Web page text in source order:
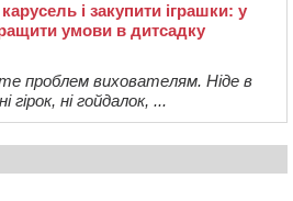
і закупити іграшки: у
умови в дитсадку
проблем вихователям. Ніде в
гірок, ні гойдалок, ...